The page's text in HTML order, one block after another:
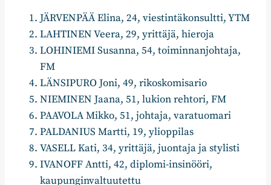
JÄRVENPÄÄ Elina, 24, viestintäkonsultti, YTM
LAHTINEN Veera, 29, yrittäjä, hieroja
LOHINIEMI Susanna, 54, toiminnanjohtaja,
FM
LÄNSIPURO Joni, 49, rikoskomisario
NIEMINEN Jaana, 51, lukion rehtori, FM
PAAVOLA Mikko, 51, johtaja, varatuomari
PALDANIUS Martti, 19, ylioppilas
VASELL Kati, 34, yrittäjä, juontaja ja stylisti
IVANOFF Antti, 42, diplomi-insinööri,
kaupunginvaltuutettu